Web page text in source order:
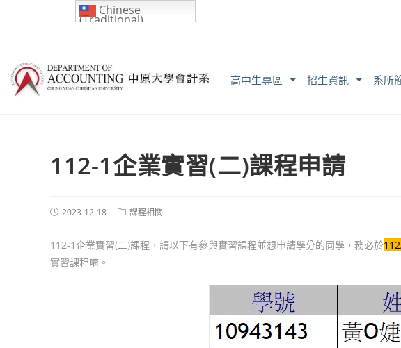
高中生專區 招生資訊 系所
112-1企業實習(二)課程申請
2023-12-18 課程相關
112-1企業實習(二)課程，請以下有參與實習課程並想申請學分的同學，務必於
實習課程唷。
Chinese
(Traditional)